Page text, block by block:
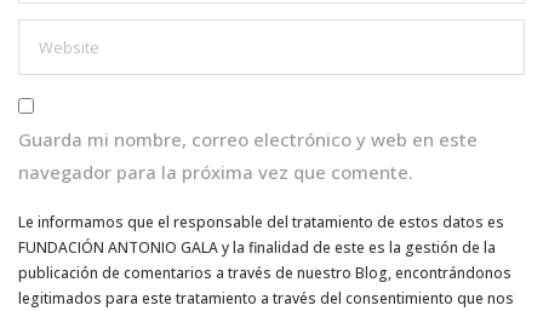
Guarda mi nombre, correo electrónico y web en este
navegador para la próxima vez que comente.
Le informamos que el responsable del tratamiento de estos datos es
FUNDACIÓN ANTONIO GALA y la finalidad de este es la gestión de la
publicación de comentarios a través de nuestro Blog, encontrándonos
legitimados para este tratamiento a través del consentimiento que nos